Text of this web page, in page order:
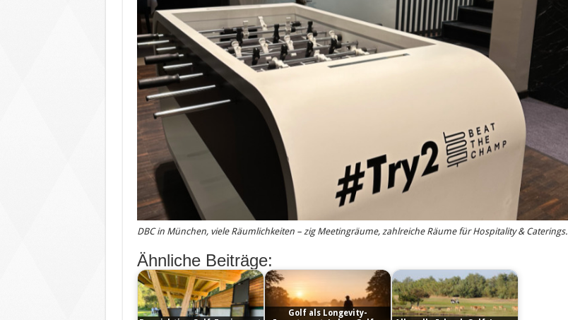
DBC in München, viele Räumlichkeiten – zig Meetingräume, zahlreiche Räume für Hospitality & Caterings.
Ähnliche Beiträge:
Golf als Longevity-